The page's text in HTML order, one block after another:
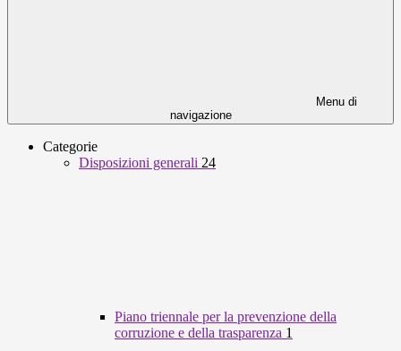
Menu di
navigazione
Categorie
Disposizioni generali 24
Piano triennale per la prevenzione della
corruzione e della trasparenza 1